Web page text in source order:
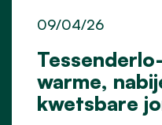
warme,
kwetsbare
09/04/26